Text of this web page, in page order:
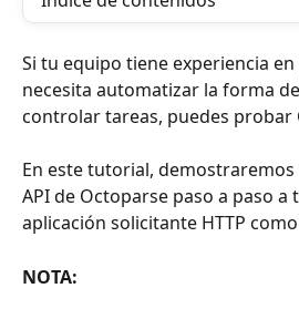
Si tu equipo tiene experiencia
necesita automatizar la forma
controlar tareas, puedes probar
En este tutorial,
API de Octoparse paso a paso a
aplicación solicitante HTTP como
NOTA: